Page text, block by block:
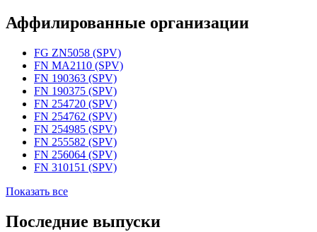
Аффилированные организации
FG ZN5058 (SPV)
FN MA2110 (SPV)
FN 190363 (SPV)
FN 190375 (SPV)
FN 254720 (SPV)
FN 254762 (SPV)
FN 254985 (SPV)
FN 255582 (SPV)
FN 256064 (SPV)
FN 310151 (SPV)
Показать все
Последние выпуски